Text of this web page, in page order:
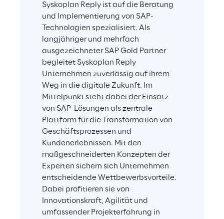
Syskoplan Reply ist auf die Beratung
und Implementierung von SAP-
Technologien spezialisiert. Als
langjähriger und mehrfach
ausgezeichneter SAP Gold Partner
begleitet Syskoplan Reply
Unternehmen zuverlässig auf ihrem
Weg in die digitale Zukunft. Im
Mittelpunkt steht dabei der Einsatz
von SAP-Lösungen als zentrale
Plattform für die Transformation von
Geschäftsprozessen und
Kundenerlebnissen. Mit den
maßgeschneiderten Konzepten der
Experten sichern sich Unternehmen
entscheidende Wettbewerbsvorteile.
Dabei profitieren sie von
Innovationskraft, Agilität und
umfassender Projekterfahrung in